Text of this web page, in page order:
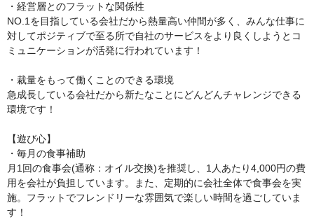
・経営層とのフラットな関係性
NO.1を目指している会社だから熱量高い仲間が多く、みんな仕事に
対してポジティブで至る所で自社のサービスをより良くしようとコ
ミュニケーションが活発に行われています！
・裁量をもって働くことのできる環境
急成長している会社だから新たなことにどんどんチャレンジできる
環境です！
【遊び心】
・毎月の食事補助
月1回の食事会(通称：オイル交換)を推奨し、1人あたり4,000円の費
用を会社が負担しています。また、定期的に会社全体で食事会を実
施。フラットでフレンドリーな雰囲気で楽しい時間を過ごしていま
す！